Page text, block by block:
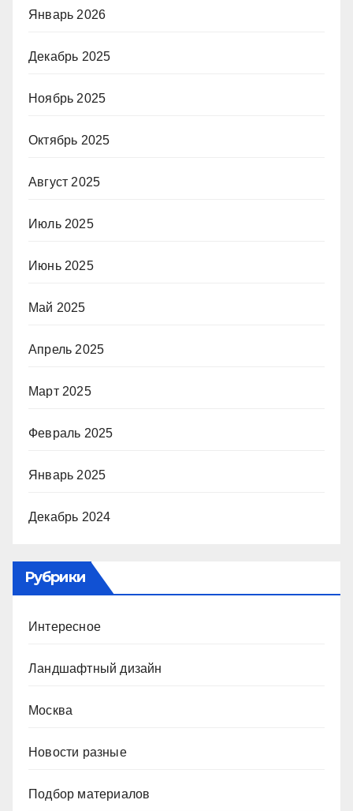
Январь 2026
Декабрь 2025
Ноябрь 2025
Октябрь 2025
Август 2025
Июль 2025
Июнь 2025
Май 2025
Апрель 2025
Март 2025
Февраль 2025
Январь 2025
Декабрь 2024
Рубрики
Интересное
Ландшафтный дизайн
Москва
Новости разные
Подбор материалов